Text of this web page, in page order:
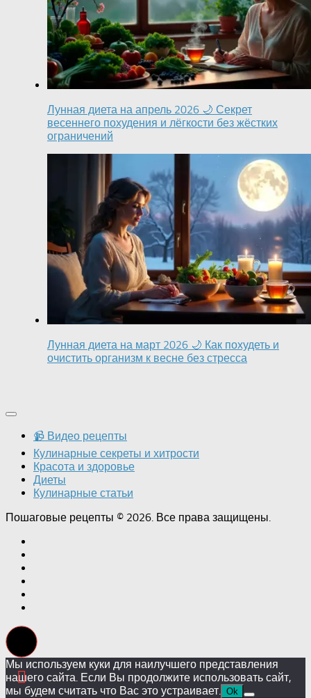
Лунная диета на апрель 2026 🌙 Секрет
весеннего похудения и лёгкости без жёстких
ограничений
Лунная диета на март 2026 🌙 Как похудеть и
очистить организм к весне без стресса
📹 Видео рецепты
Кулинарные секреты и хитрости
Красота и здоровье
Диеты
Кулинарные статьи
Пошаговые рецепты © 2026. Все права защищены.
Мы используем куки для наилучшего представления
нашего сайта. Если Вы продолжите использовать сайт,
мы будем считать что Вас это устраивает.
Ok